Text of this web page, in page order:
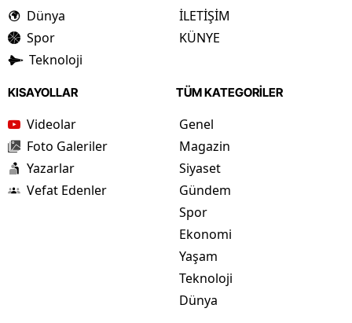
Dünya
Spor
Teknoloji
İLETİŞİM
KÜNYE
KISAYOLLAR
Videolar
Foto Galeriler
Yazarlar
Vefat Edenler
TÜM KATEGORİLER
Genel
Magazin
Siyaset
Gündem
Spor
Ekonomi
Yaşam
Teknoloji
Dünya